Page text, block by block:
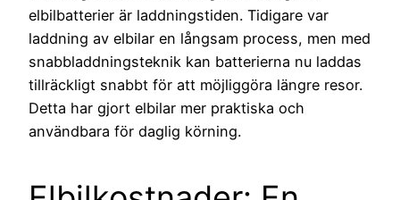
elbilbatterier är laddningstiden. Tidigare var
laddning av elbilar en långsam process, men med
snabbladdningsteknik kan batterierna nu laddas
tillräckligt snabbt för att möjliggöra längre resor.
Detta har gjort elbilar mer praktiska och
användbara för daglig körning.